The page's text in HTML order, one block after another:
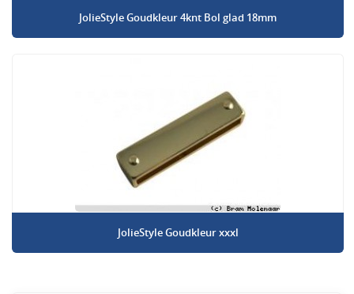
JolieStyle Goudkleur 4knt Bol glad 18mm
JolieStyle Goudkleur xxxl